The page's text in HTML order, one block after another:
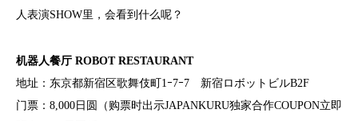
人表演SHOW里，会看到什么呢？
机器人餐厅 ROBOT RESTAURANT
地址：东京都新宿区歌舞伎町1ｰ7ｰ7 新宿ロボットビルB2F
门票：8,000日圆（购票时出示JAPANKURU独家合作COUPON立即